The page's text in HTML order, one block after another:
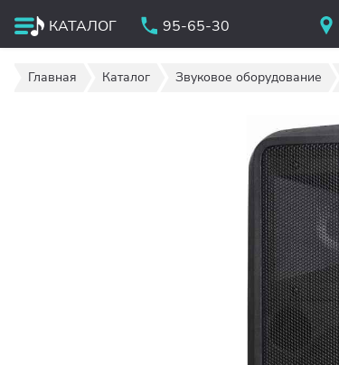
КАТАЛОГ 95-65-30
Главная Каталог Звуковое оборудование